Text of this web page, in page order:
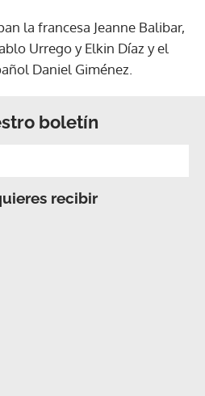
la francesa Jeanne Balibar,
Urrego y Elkin Díaz y el
Daniel Giménez.
boletín
recibir